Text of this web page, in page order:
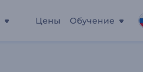
Цены Обучение